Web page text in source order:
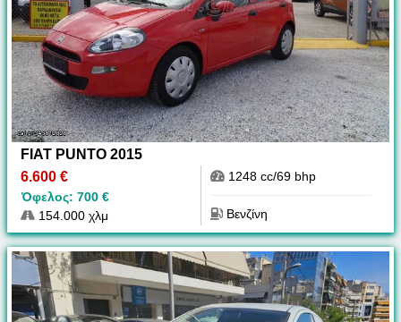
FIAT PUNTO 2015
6.600 €
Όφελος: 700 €
154.000 χλμ
1248 cc/69 bhp
Βενζίνη